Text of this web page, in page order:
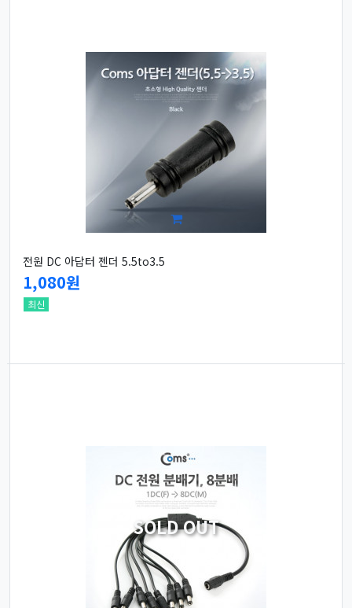
전원 DC 아답터 젠더 5.5to3.5
1,080원
최신
SOLD OUT